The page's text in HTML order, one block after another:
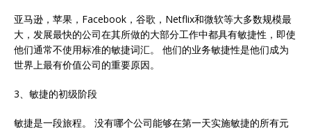
亚马逊，苹果，Facebook，谷歌，Netflix和微软等大多数规模最
大，发展最快的公司在其所做的大部分工作中都具有敏捷性，即使
他们通常不使用标准的敏捷词汇。 他们的业务敏捷性是他们成为
世界上最有价值公司的重要原因。
3、敏捷的初级阶段
敏捷是一段旅程。 没有哪个公司能够在第一天实施敏捷的所有元